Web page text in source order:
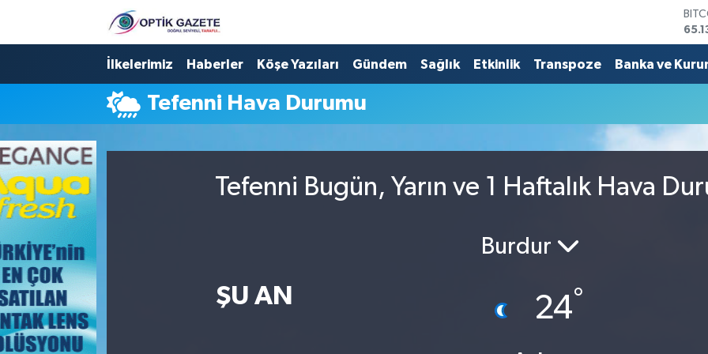
İlkelerimiz Haberler Köşe Yazıları Gündem Sağlık Etkinlik Transpoze Banka ve
Tefenni Hava Durumu
Tefenni Bugün, Yarın ve 1 Haftalık Hava
ŞU AN
Burdur
24°
Nöbetçi Eczaneler
Hava Durumu
İstanbul Namaz Vakitleri
Trafik Durumu
Süper Lig Puan Durumu ve Fikstür
Tüm Manşetler
Son Dakika Haberleri
Haber Arşivi